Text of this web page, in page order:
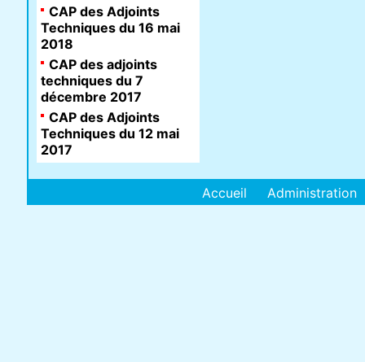
CAP des Adjoints
Techniques du 16 mai
2018
CAP des adjoints
techniques du 7
décembre 2017
CAP des Adjoints
Techniques du 12 mai
2017
Accueil Administration